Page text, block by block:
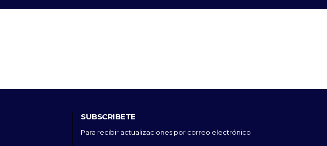
SUBSCRIBETE
Para recibir actualizaciones por correo electrónico